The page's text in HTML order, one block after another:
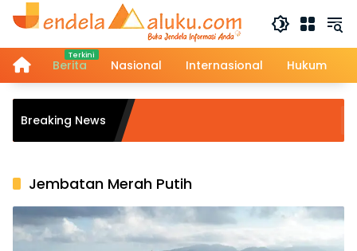
Langsung
HomeBerita Nasional Internasional Hukum
Breaking News
Negara
Jembatan Merah Putih